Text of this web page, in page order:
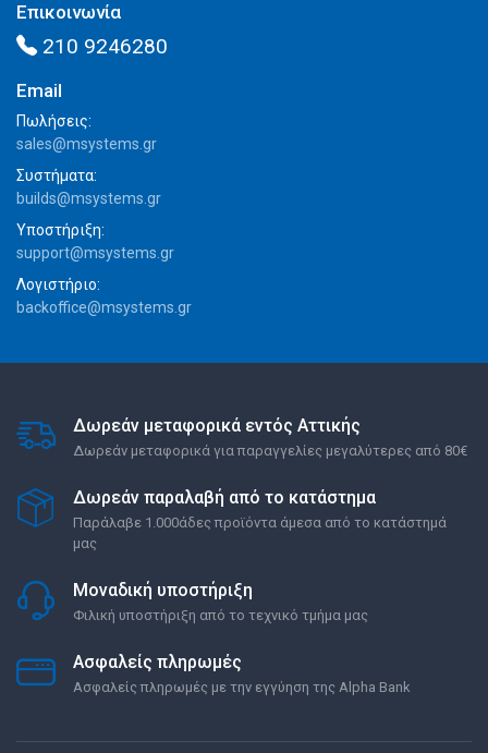
Επικοινωνία
210 9246280
Email
Πωλήσεις:
sales@msystems.gr
Συστήματα:
builds@msystems.gr
Υποστήριξη:
support@msystems.gr
Λογιστήριο:
backoffice@msystems.gr
Δωρεάν μεταφορικά εντός Αττικής
Δωρεάν μεταφορικά για παραγγελίες μεγαλύτερες από 80€
Δωρεάν παραλαβή από το κατάστημα
Παράλαβε 1.000άδες προϊόντα άμεσα από το κατάστημά
μας
Μοναδική υποστήριξη
Φιλική υποστήριξη από το τεχνικό τμήμα μας
Ασφαλείς πληρωμές
Ασφαλείς πληρωμές με την εγγύηση της Alpha Bank